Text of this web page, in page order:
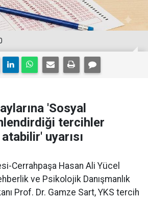
'Sosyal
tercihler
uyarısı
Cerrahpaşa Hasan Ali Yücel
ve Psikolojik Danışmanlık
Prof. Dr. Gamze Sart, YKS tercih